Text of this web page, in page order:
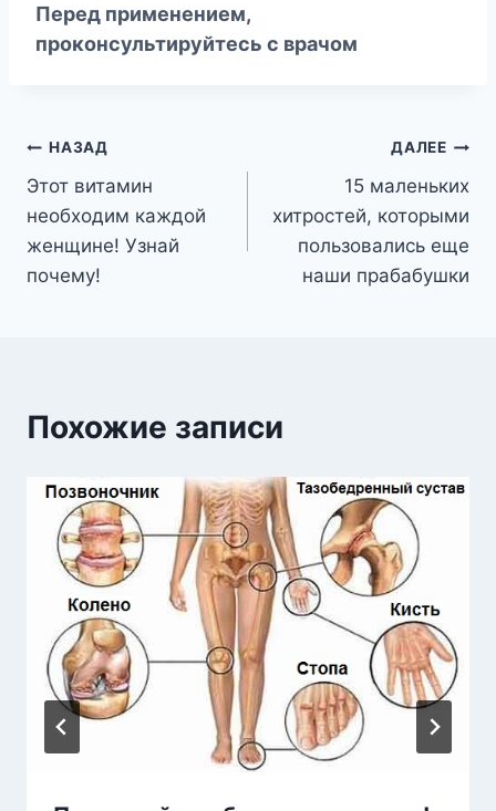
Перед применением,
проконсультируйтесь с врачом
Навигация
по
записям
НАЗАД
Этот витамин
необходим каждой
женщине! Узнай
почему!
ДАЛЕЕ
15 маленьких
хитростей, которыми
пользовались еще
наши прабабушки
Похожие записи